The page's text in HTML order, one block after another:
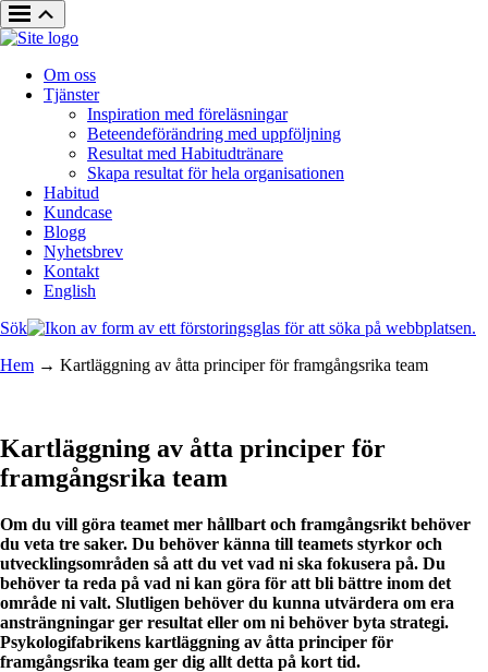
Om oss
Tjänster
Inspiration med föreläsningar
Beteendeförändring med uppföljning
Resultat med Habitudtränare
Skapa resultat för hela organisationen
Habitud
Kundcase
Blogg
Nyhetsbrev
Kontakt
English
Sök
Hem → Kartläggning av åtta principer för framgångsrika team
Kartläggning av åtta principer för
framgångsrika team
Om du vill göra teamet mer hållbart och framgångsrikt behöver
du veta tre saker. Du behöver känna till teamets styrkor och
utvecklingsområden så att du vet vad ni ska fokusera på. Du
behöver ta reda på vad ni kan göra för att bli bättre inom det
område ni valt. Slutligen behöver du kunna utvärdera om era
ansträngningar ger resultat eller om ni behöver byta strategi.
Psykologifabrikens kartläggning av åtta principer för
framgångsrika team ger dig allt detta på kort tid.